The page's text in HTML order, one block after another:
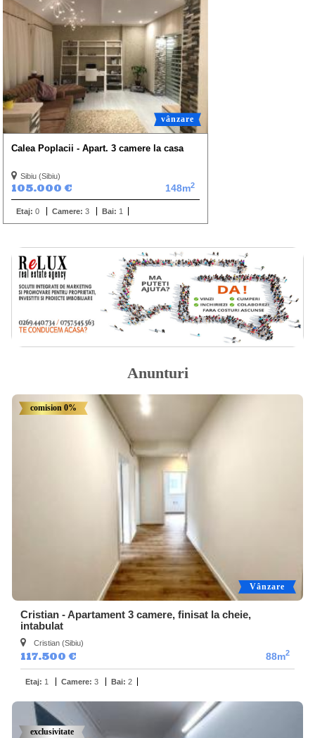
vânzare
Calea Poplacii - Apart. 3 camere la casa
Sibiu (Sibiu)
105.000 € 148m2
Etaj: 0 Camere: 3 Bai: 1
Anunturi
Vânzare
comision 0%
Cristian - Apartament 3 camere, finisat la cheie,
intabulat
Cristian (Sibiu)
117.500 € 88m2
Etaj: 1 Camere: 3 Bai: 2
exclusivitate